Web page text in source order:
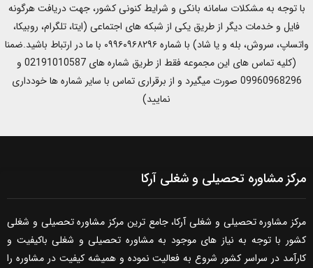
با توجه به مشکلات سامانه بانکی و شرایط کنونی کشور، جهت دریافت هرگونه
فایل و خدمات دیگر از طریق یکی از شبکه های اجتماعی (ایتا، تلگرام، روبیکا،
واتساپ، سروش، بله و یا شاد) با شماره ۰۹۹۶۰۹۶۸۲۹۶ با ما در ارتباط باشید.ضمنا
(کلیه تماس های این مجموعه فقط از طریق شماره های 02191010587 و
09960968296 صورت میگیرد و از برقراری تماس با سایر شماره ها خودداری
نمایید)
مرکز مشاوره تحصیلی و شغلی آرکا
مرکز مشاوره تحصیلی و شغلی آرکا، جامع ترین مرکز مشاوره تحصیلی و شغلی
کشور با توجه به نیاز های موجود به مشاوره تحصیلی و شغلی باکیفیت و
کارآمد در سراسر کشور شروع به فعالیت نموده و همیشه کیفیت در مشاوره را